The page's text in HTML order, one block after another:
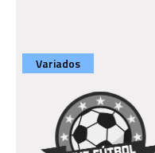
Variados